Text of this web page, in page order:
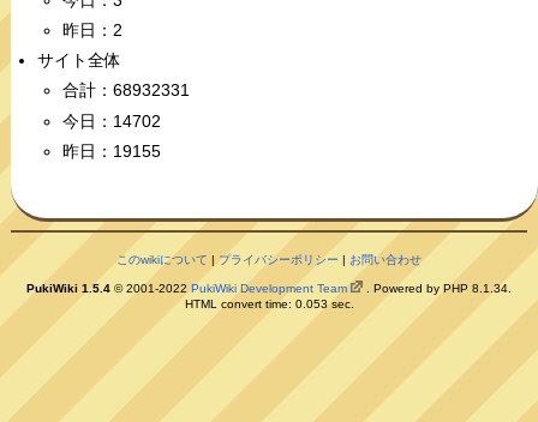
昨日：2
サイト全体
合計：68932331
今日：14702
昨日：19155
このwikiについて | プライバシーポリシー | お問い合わせ
PukiWiki 1.5.4 © 2001-2022PukiWiki Development Team
. Powered by PHP 8.1.34.
HTML convert time: 0.053 sec.